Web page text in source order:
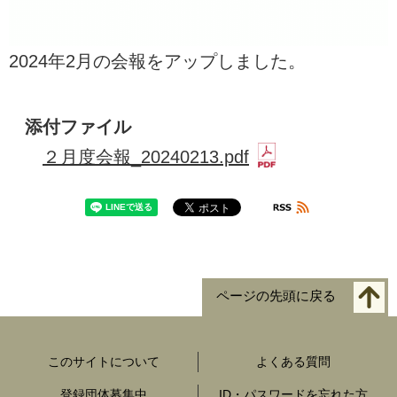
2024年2月の会報をアップしました。
添付ファイル
２月度会報_20240213.pdf
ページの先頭に戻る
このサイトについて よくある質問